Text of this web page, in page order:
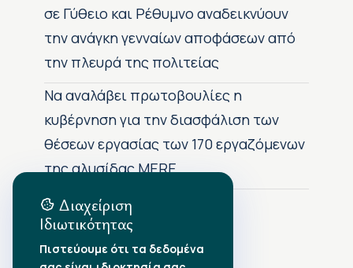
σε Γύθειο και Ρέθυμνο αναδεικνύουν
την ανάγκη γενναίων αποφάσεων από
την πλευρά της πολιτείας
Να αναλάβει πρωτοβουλίες η
κυβέρνηση για την διασφάλιση των
θέσεων εργασίας των 170 εργαζόμενων
της αλυσίδας MERE
Αρχείο Δημοσιεύσεων
Διαχείριση
Ιδιωτικότητας
Πιστεύουμε ότι τα δεδομένα